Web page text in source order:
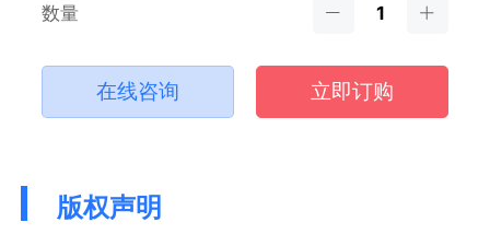
数量
在线咨询 立即订购
版权声明